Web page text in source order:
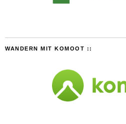
WANDERN MIT KOMOOT ::